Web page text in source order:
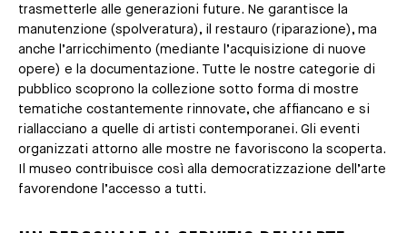
trasmetterle alle generazioni future. Ne garantisce la
manutenzione (spolveratura), il restauro (riparazione), ma
anche l’arricchimento (mediante l’acquisizione di nuove
opere) e la documentazione. Tutte le nostre categorie di
pubblico scoprono la collezione sotto forma di mostre
tematiche costantemente rinnovate, che affiancano e si
riallacciano a quelle di artisti contemporanei. Gli eventi
organizzati attorno alle mostre ne favoriscono la scoperta.
Il museo contribuisce così alla democratizzazione dell’arte
favorendone l’accesso a tutti.